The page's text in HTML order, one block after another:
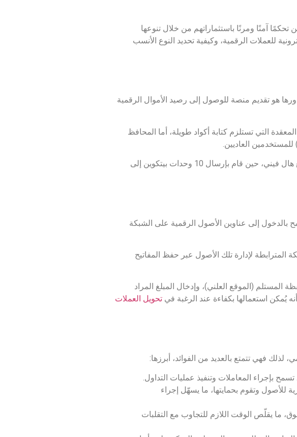
آمنًا ومرنًا باستثماراتهم من خلال تنوعها
للعملات الرقمية، وكيفية تحديد النوع الأنسب
هو تقديم منصة للوصول إلى رصيد الأموال الرقمية
التي تستلزم كتابة أكواد طويلة، أما المحافظ
– ساتوشي ناكاموتو – مع هال فيني، حين قام بإرسال 10 وحدات بيتكوين إلى
بالدخول إلى عناوين الأصول الرقمية على الشبكة
المترابطة لإدارة تلك الأصول عبر حفظ المفاتيح
(الموقع العلني)، وإدخال المبلغ المراد
يُمكن استعمالها بكفاءة عند الرغبة في تحويل العملات
فهي تتمتع بالعديد من الفوائد، أبرزها:
بإجراء المعاملات وتنفيذ عمليات التداول.
للأصول وتقوم بحمايتها، ما يسهّل إجراء
ما يقلّص الوقت اللازم للتجاوب مع التقلبات